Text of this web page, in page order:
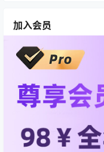
加入会员